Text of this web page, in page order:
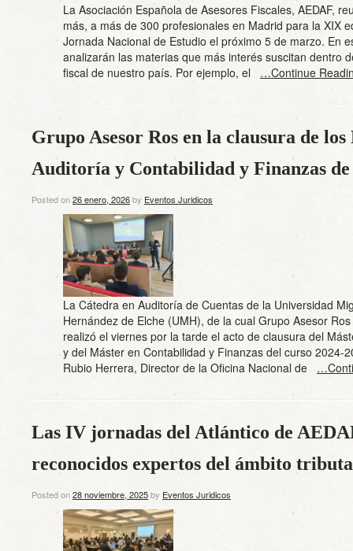
La Asociación Española de Asesores Fiscales, AEDAF,
más, a más de 300 profesionales en Madrid para la XIX
Jornada Nacional de Estudio el próximo 5 de marzo. En
analizarán las materias que más interés suscitan dentro
fiscal de nuestro país. Por ejemplo, el …Continue
Grupo Asesor Ros en la clausura de los
Auditoría y Contabilidad y Finanzas
Posted on26 enero, 2026by Eventos Juridicos
La Cátedra en Auditoría de Cuentas de la Universidad
Hernández de Elche (UMH), de la cual Grupo Asesor
realizó el viernes por la tarde el acto de clausura del
y del Máster en Contabilidad y Finanzas del curso 2024-
Rubio Herrera, Director de la Oficina Nacional de
Las IV jornadas del Atlántico de
reconocidos expertos del ámbito
Posted on28 noviembre, 2025by Eventos Juridicos